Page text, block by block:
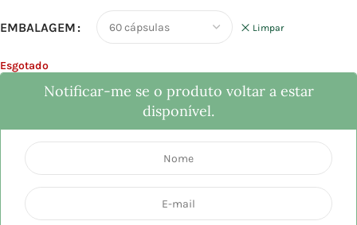
EMBALAGEM Limpar
Esgotado
Notificar-me se o produto voltar a estar
disponível.